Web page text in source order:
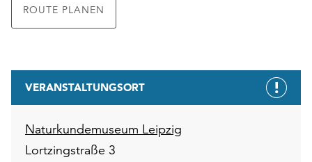
ROUTE PLANEN
VERANSTALTUNGSORT
Naturkundemuseum Leipzig
Lortzingstraße 3